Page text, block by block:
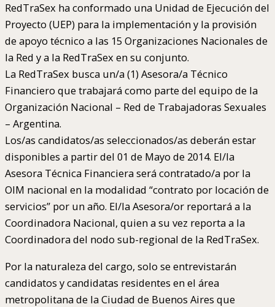
RedTraSex ha conformado una Unidad de Ejecución del
Proyecto (UEP) para la implementación y la provisión
de apoyo técnico a las 15 Organizaciones Nacionales de
la Red y a la RedTraSex en su conjunto.
La RedTraSex busca un/a (1) Asesora/a Técnico
Financiero que trabajará como parte del equipo de la
Organización Nacional – Red de Trabajadoras Sexuales
– Argentina.
Los/as candidatos/as seleccionados/as deberán estar
disponibles a partir del 01 de Mayo de 2014. El/la
Asesora Técnica Financiera será contratado/a por la
OIM nacional en la modalidad “contrato por locación de
servicios” por un año. El/la Asesora/or reportará a la
Coordinadora Nacional, quien a su vez reporta a la
Coordinadora del nodo sub-regional de la RedTraSex.
Por la naturaleza del cargo, solo se entrevistarán
candidatos y candidatas residentes en el área
metropolitana de la Ciudad de Buenos Aires que